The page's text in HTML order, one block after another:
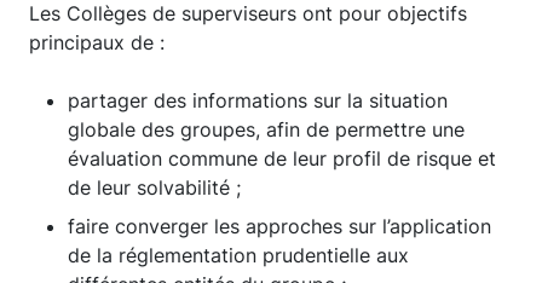
Les Collèges de superviseurs ont pour objectifs
principaux de :
partager des informations sur la situation
globale des groupes, afin de permettre une
évaluation commune de leur profil de risque et
de leur solvabilité ;
faire converger les approches sur l’application
de la réglementation prudentielle aux